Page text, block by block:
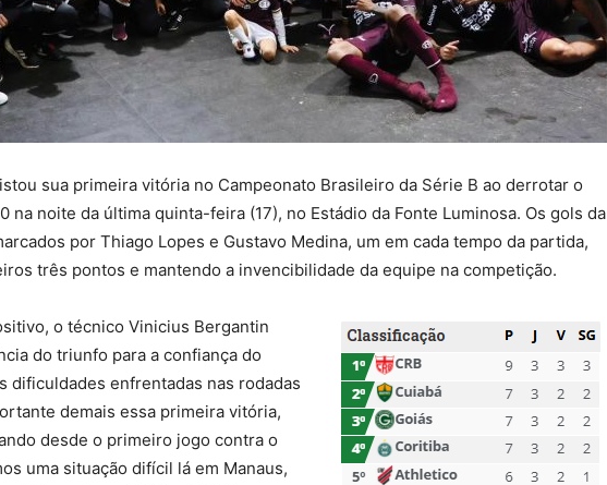
sua primeira vitória no Campeonato Brasileiro da Série B ao derrotar o
na noite da última quinta-feira (17), no Estádio da Fonte Luminosa. Os gols da
por Thiago Lopes e Gustavo Medina, um em cada tempo da partida,
três pontos e mantendo a invencibilidade da equipe na competição.
o técnico Vinicius Bergantin
do triunfo para a confiança do
dificuldades enfrentadas nas rodadas
demais essa primeira vitória,
desde o primeiro jogo contra o
uma situação difícil lá em Manaus,